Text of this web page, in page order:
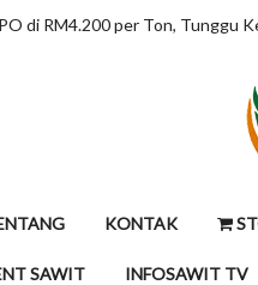
di RM4.200 per Ton, Tunggu
KONTAK
SAWIT INFOSAWIT TV